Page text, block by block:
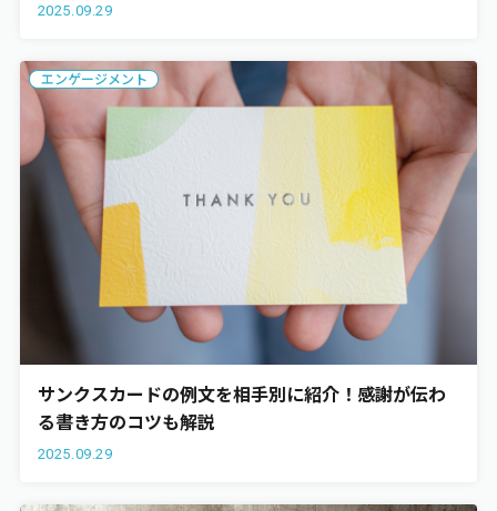
2025.09.29
エンゲージメント
サンクスカードの例文を相手別に紹介！感謝が伝わ
る書き方のコツも解説
2025.09.29